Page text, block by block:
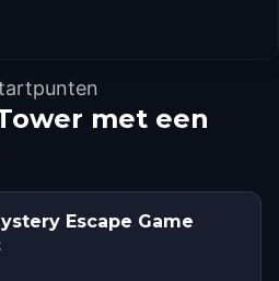
met een
Escape Game